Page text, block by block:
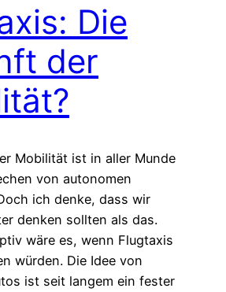
Die
der
Mobilität ist in aller Munde
von autonomen
ich denke, dass wir
denken sollten als das.
wäre es, wenn Flugtaxis
würden. Die Idee von
ist seit langem ein fester